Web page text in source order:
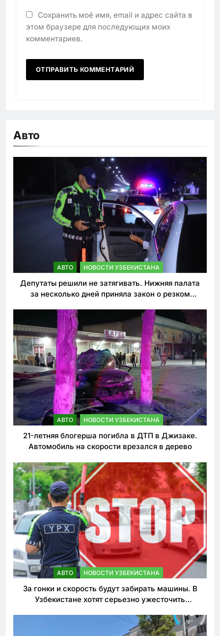
Сохранить моё имя, email и адрес сайта в
этом браузере для последующих моих
комментариев.
Авто
АВТО НОВОСТИ УЗБЕКИСТАНА
Депутаты решили не затягивать. Нижняя палата
за несколько дней приняла закон о резком
АВТО НОВОСТИ УЗБЕКИСТАНА
21-летняя блогерша погибла в ДТП в Джизаке.
Автомобиль на скорости врезался в дерево
АВТО НОВОСТИ УЗБЕКИСТАНА
За гонки и скорость будут забирать машины. В
Узбекистане хотят серьезно ужесточить